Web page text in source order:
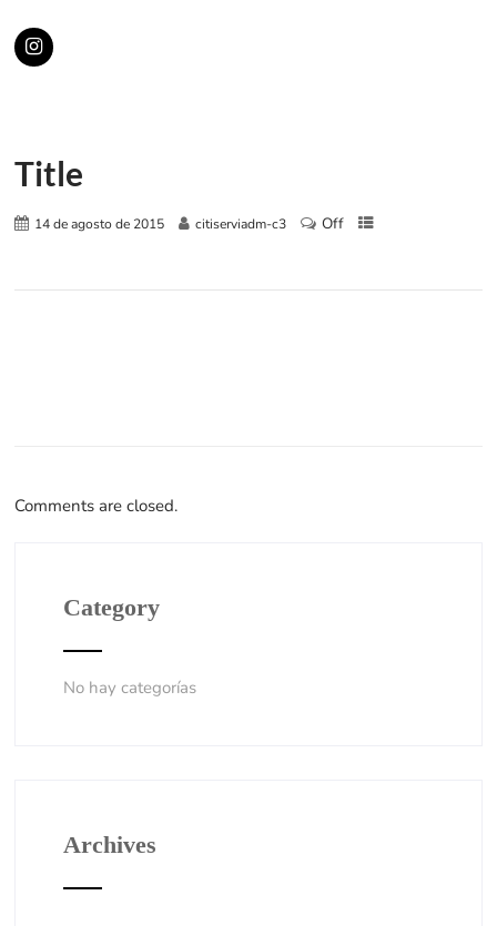
Title
14 de agosto de 2015 citiserviadm-c3 Off
Comments are closed.
Category
No hay categorías
Archives